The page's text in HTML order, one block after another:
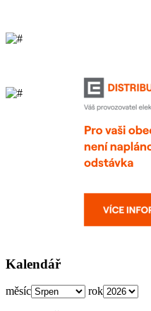
Kalendář
měsíc rok